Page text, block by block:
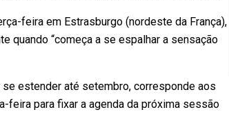
feira em Estrasburgo (nordeste da França),
quando “começa a se espalhar a sensação
estender até setembro, corresponde aos
feira para fixar a agenda da próxima sessão